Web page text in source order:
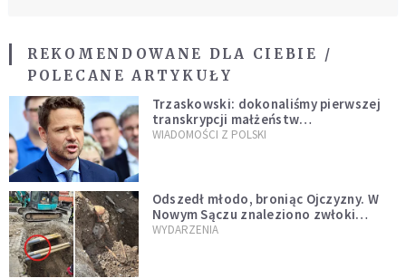
REKOMENDOWANE DLA CIEBIE /
POLECANE ARTYKUŁY
Trzaskowski: dokonaliśmy pierwszej
transkrypcji małżeństw
jednopłciowych. “Tak jak
WIADOMOŚCI Z POLSKI
Odszedł młodo, broniąc Ojczyzny. W
Nowym Sączu znaleziono zwłoki
mężczyzny z czasów potopu
WYDARZENIA